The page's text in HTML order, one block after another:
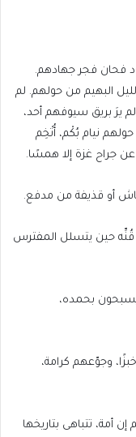
فحان فجر جهادهم.
البهيم من حولهم. لم
يرَ بريق سيوفهم أحد،
نيام بُكْم، أُتْخِم
جراح غزة إلا همسًا.
أو قذيفة من مدفع.
حين يتسلل المفترس
بحمده،
وجوّعهم كرامة،
أمة، تتباهى بتاريخها